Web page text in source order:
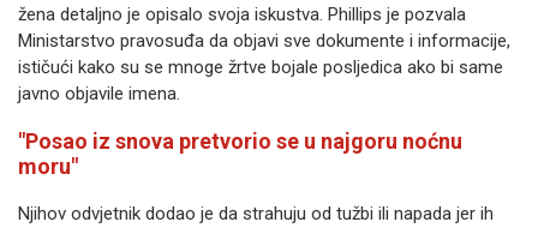
žena detaljno je opisalo svoja iskustva. Phillips je pozvala
Ministarstvo pravosuđa da objavi sve dokumente i informacije,
ističući kako su se mnoge žrtve bojale posljedica ako bi same
javno objavile imena.
"Posao iz snova pretvorio se u najgoru noćnu
moru"
Njihov odvjetnik dodao je da strahuju od tužbi ili napada jer ih